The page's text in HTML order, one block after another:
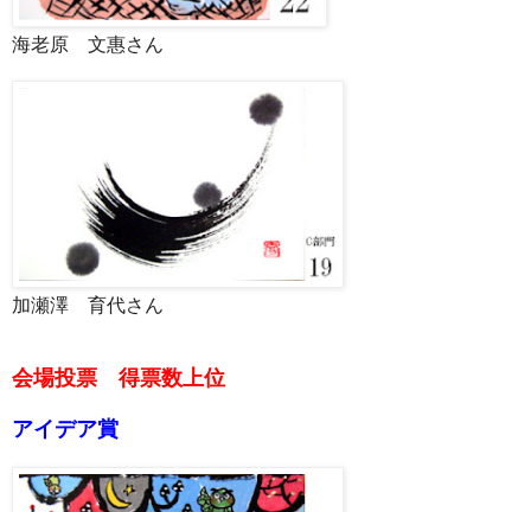
海老原 文惠さん
加瀬澤 育代さん
会場投票 得票数上位
アイデア賞